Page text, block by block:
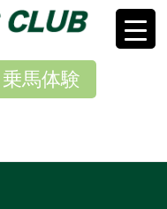
乗馬体験